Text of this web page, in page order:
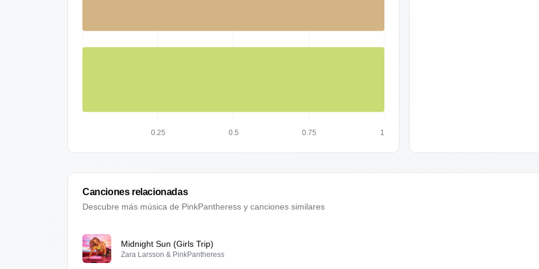
0.25 0.5 0.75 1
Canciones relacionadas
Descubre más música de PinkPantheress y canciones similares
Midnight Sun (Girls Trip)
Zara Larsson & PinkPantheress